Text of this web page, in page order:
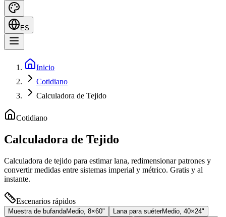
ES
Inicio
Cotidiano
Calculadora de Tejido
Cotidiano
Calculadora de Tejido
Calculadora de tejido para estimar lana, redimensionar patrones y
convertir medidas entre sistemas imperial y métrico. Gratis y al
instante.
Escenarios rápidos
Muestra de bufandaMedio, 8×60" Lana para suéterMedio, 40×24"